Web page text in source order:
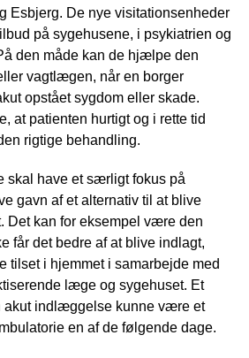
Esbjerg. De nye visitationsenheder
på sygehusene, i psykiatrien og
den måde kan de hjælpe den
vagtlægen, når en borger
opstået sygdom eller skade.
at patienten hurtigt og i rette tid
rigtige behandling.
skal have et særligt fokus på
gavn af et alternativ til at blive
Det kan for eksempel være den
får det bedre af at blive indlagt,
tilset i hjemmet i samarbejde med
læge og sygehuset. Et
akut indlæggelse kunne være et
en af de følgende dage.